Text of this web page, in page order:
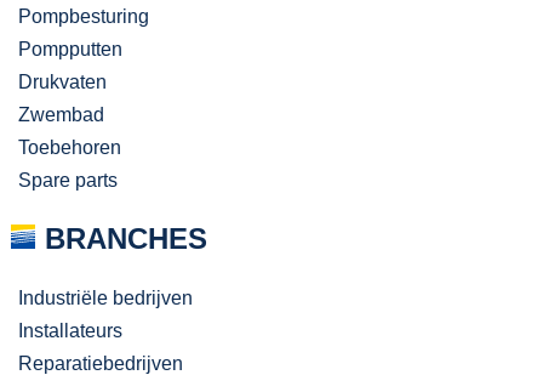
Pompbesturing
Pompputten
Drukvaten
Zwembad
Toebehoren
Spare parts
BRANCHES
Industriële bedrijven
Installateurs
Reparatiebedrijven